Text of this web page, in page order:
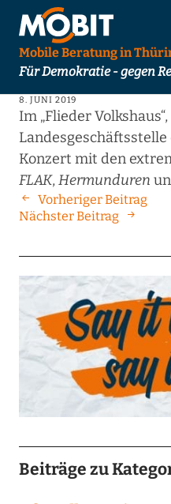
Mobile Beratung in
Für Demokratie - gegen
8. JUNI 2019
Im „Flieder
Konzert mit den
FLAK,Hermunduren
Vorheriger Beitrag
Nächster Beitrag
Beiträge zu